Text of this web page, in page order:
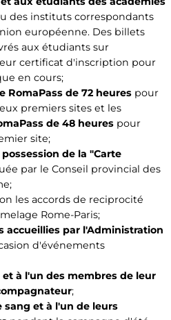
des instituts correspondants
européenne. Des billets
aux étudiants sur
certificat d'inscription pour
en cours;
de 72 heurespour
premiers sites et les
de 48 heurespour
site;
de la "Carte
par le Conseil provincial des
les accords de reciprocité
Rome-Paris;
accueillies par l'Administration
d'événements
à l'un des membres de leur
;
sang et à l'un de leurs